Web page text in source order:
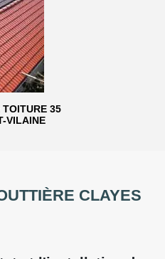
TOITURE 35
VILAINE
CLAYES